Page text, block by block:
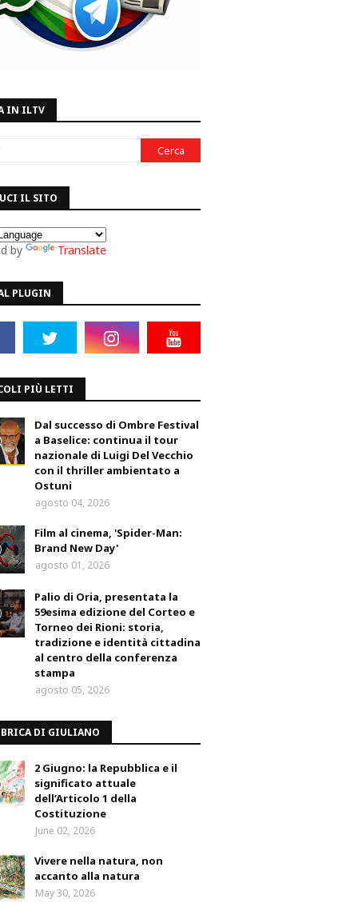
IN ILTV
IL SITO
by Translate
PLUGIN
PIÙ LETTI
Dal successo di Ombre Festival
a Baselice: continua il tour
nazionale di Luigi Del Vecchio
con il thriller ambientato a
Ostuni
agosto 04, 2026
Film al cinema, 'Spider-Man:
Brand New Day'
agosto 01, 2026
Palio di Oria, presentata la
59esima edizione del Corteo e
Torneo dei Rioni: storia,
tradizione e identità cittadina
al centro della conferenza
stampa
agosto 05, 2026
DI GIULIANO
2 Giugno: la Repubblica e il
significato attuale
dell’Articolo 1 della
Costituzione
June 02, 2026
Vivere nella natura, non
accanto alla natura
May 30, 2026